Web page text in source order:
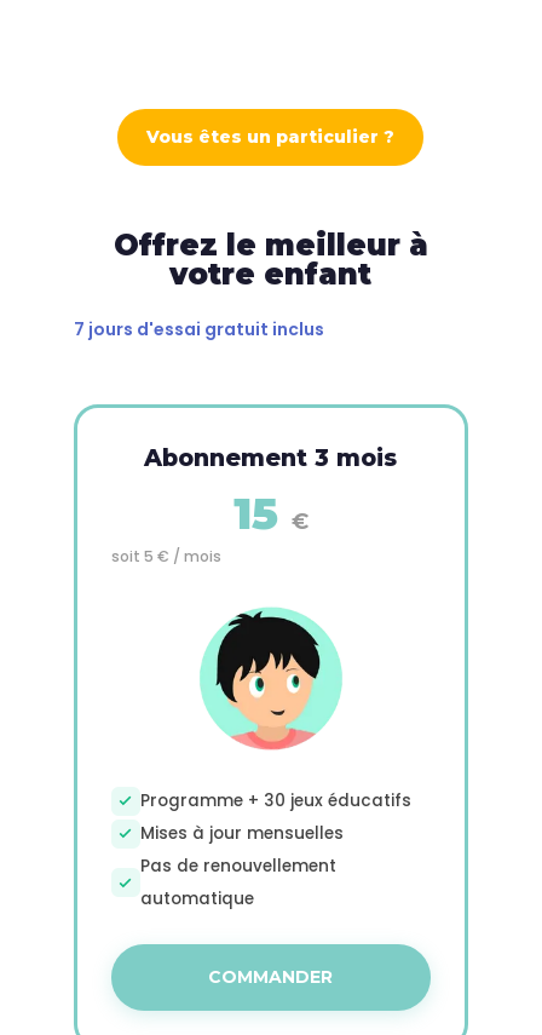
Vous êtes un particulier ?
Offrez le meilleur à
votre enfant
7 jours d'essai gratuit inclus
Abonnement 3 mois
15 €
soit 5 € / mois
Programme + 30 jeux éducatifs
Mises à jour mensuelles
Pas de renouvellement
automatique
COMMANDER